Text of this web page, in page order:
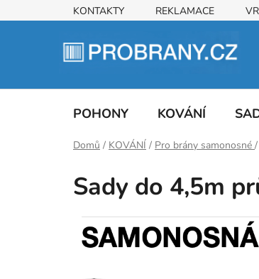
na
KONTAKTY REKLAMACE
POHONY KOVÁNÍ
Domů / KOVÁNÍ / Pro brány samonosné /
Sady do 4,5m